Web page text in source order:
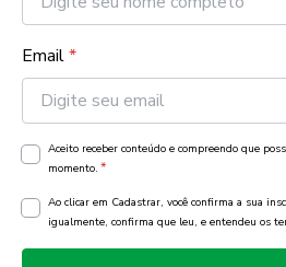
Email*
Aceito receber conteúdo e compreendo que
momento. *
Ao clicar em Cadastrar, você confirma a sua
igualmente, confirma que leu, e entendeu os